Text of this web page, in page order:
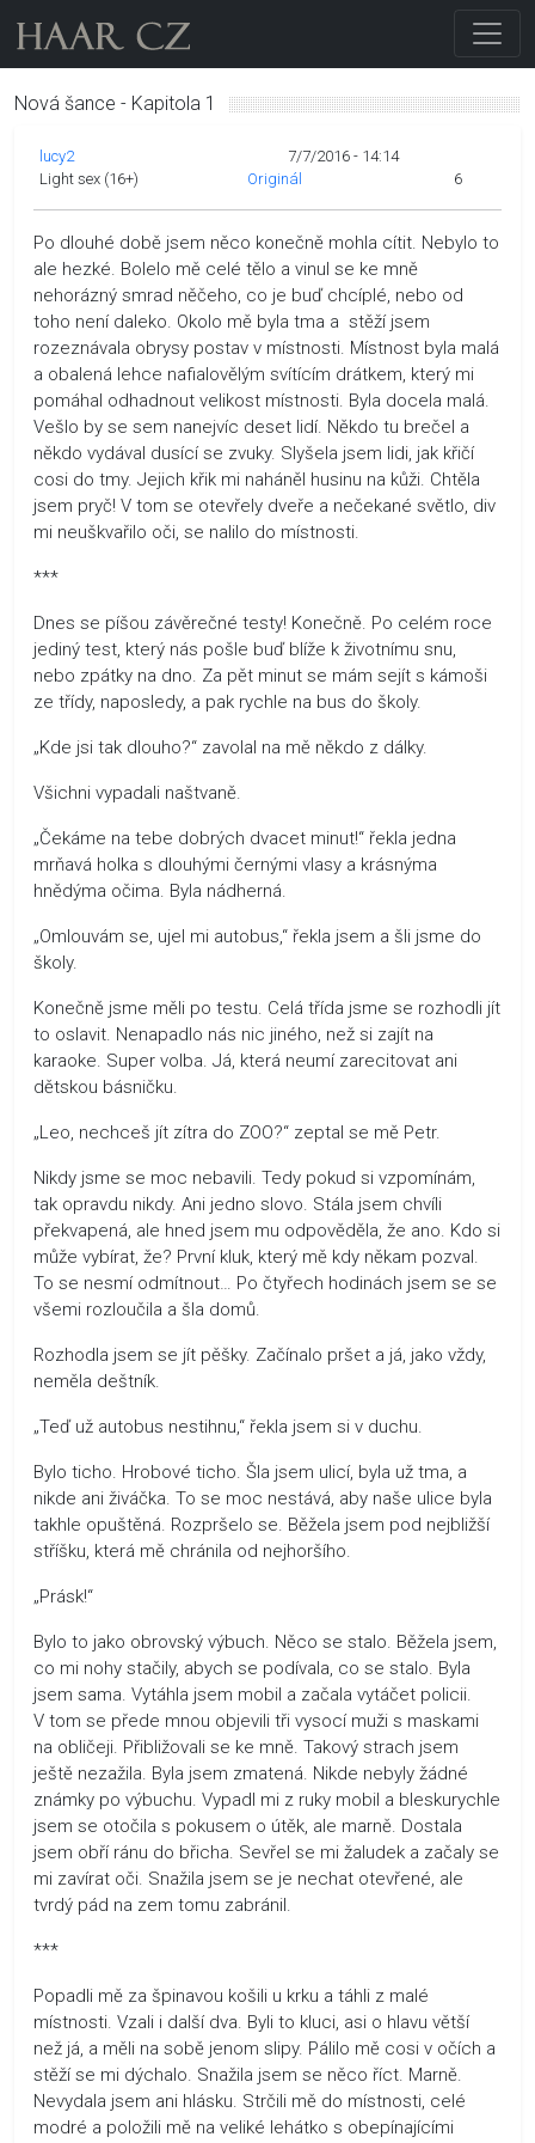
Nová šance - Kapitola 1
lucy2
7/7/2016 - 14:14
Light sex (16+)
Originál 6
Po dlouhé době jsem něco konečně mohla cítit. Nebylo to
ale hezké. Bolelo mě celé tělo a vinul se ke mně
nehorázný smrad něčeho, co je buď chcíplé, nebo od
toho není daleko. Okolo mě byla tma a stěží jsem
rozeznávala obrysy postav v místnosti. Místnost byla malá
a obalená lehce nafialovělým svítícím drátkem, který mi
pomáhal odhadnout velikost místnosti. Byla docela malá.
Vešlo by se sem nanejvíc deset lidí. Někdo tu brečel a
někdo vydával dusící se zvuky. Slyšela jsem lidi, jak křičí
cosi do tmy. Jejich křik mi naháněl husinu na kůži. Chtěla
jsem pryč! V tom se otevřely dveře a nečekané světlo, div
mi neuškvařilo oči, se nalilo do místnosti.
***
Dnes se píšou závěrečné testy! Konečně. Po celém roce
jediný test, který nás pošle buď blíže k životnímu snu,
nebo zpátky na dno. Za pět minut se mám sejít s kámoši
ze třídy, naposledy, a pak rychle na bus do školy.
„Kde jsi tak dlouho?“ zavolal na mě někdo z dálky.
Všichni vypadali naštvaně.
„Čekáme na tebe dobrých dvacet minut!“ řekla jedna
mrňavá holka s dlouhými černými vlasy a krásnýma
hnědýma očima. Byla nádherná.
„Omlouvám se, ujel mi autobus,“ řekla jsem a šli jsme do
školy.
Konečně jsme měli po testu. Celá třída jsme se rozhodli jít
to oslavit. Nenapadlo nás nic jiného, než si zajít na
karaoke. Super volba. Já, která neumí zarecitovat ani
dětskou básničku.
„Leo, nechceš jít zítra do ZOO?“ zeptal se mě Petr.
Nikdy jsme se moc nebavili. Tedy pokud si vzpomínám,
tak opravdu nikdy. Ani jedno slovo. Stála jsem chvíli
překvapená, ale hned jsem mu odpověděla, že ano. Kdo si
může vybírat, že? První kluk, který mě kdy někam pozval.
To se nesmí odmítnout… Po čtyřech hodinách jsem se se
všemi rozloučila a šla domů.
Rozhodla jsem se jít pěšky. Začínalo pršet a já, jako vždy,
neměla deštník.
„Teď už autobus nestihnu,“ řekla jsem si v duchu.
Bylo ticho. Hrobové ticho. Šla jsem ulicí, byla už tma, a
nikde ani živáčka. To se moc nestává, aby naše ulice byla
takhle opuštěná. Rozpršelo se. Běžela jsem pod nejbližší
stříšku, která mě chránila od nejhoršího.
„Prásk!“
Bylo to jako obrovský výbuch. Něco se stalo. Běžela jsem,
co mi nohy stačily, abych se podívala, co se stalo. Byla
jsem sama. Vytáhla jsem mobil a začala vytáčet policii.
V tom se přede mnou objevili tři vysocí muži s maskami
na obličeji. Přibližovali se ke mně. Takový strach jsem
ještě nezažila. Byla jsem zmatená. Nikde nebyly žádné
známky po výbuchu. Vypadl mi z ruky mobil a bleskurychle
jsem se otočila s pokusem o útěk, ale marně. Dostala
jsem obří ránu do břicha. Sevřel se mi žaludek a začaly se
mi zavírat oči. Snažila jsem se je nechat otevřené, ale
tvrdý pád na zem tomu zabránil.
***
Popadli mě za špinavou košili u krku a táhli z malé
místnosti. Vzali i další dva. Byli to kluci, asi o hlavu větší
než já, a měli na sobě jenom slipy. Pálilo mě cosi v očích a
stěží se mi dýchalo. Snažila jsem se něco říct. Marně.
Nevydala jsem ani hlásku. Strčili mě do místnosti, celé
modré a položili mě na veliké lehátko s obepínajícími